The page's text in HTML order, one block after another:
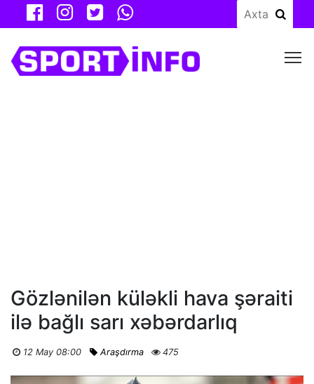
Gözlənilən küləkli hava şəraiti
ilə bağlı sarı xəbərdarlıq
12 May 08:00 Araşdırma 475